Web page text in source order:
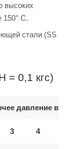
высоких
150° C.
стали (SS
= 0,1 кгс)
давление в
3 4